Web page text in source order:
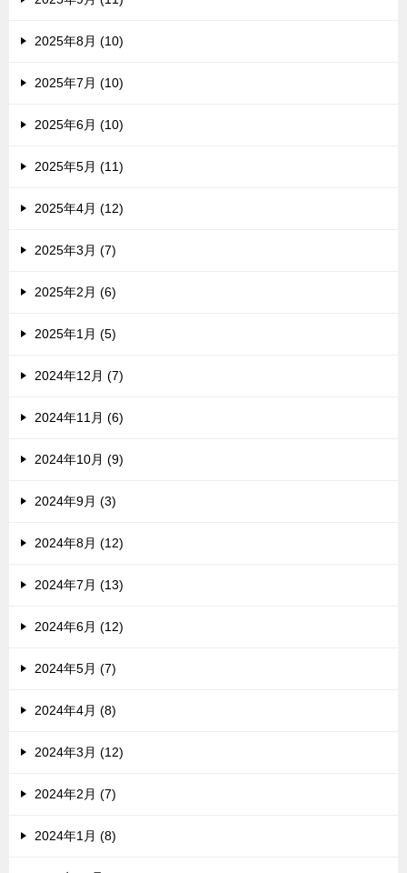
2025年8月 (10)
2025年7月 (10)
2025年6月 (10)
2025年5月 (11)
2025年4月 (12)
2025年3月 (7)
2025年2月 (6)
2025年1月 (5)
2024年12月 (7)
2024年11月 (6)
2024年10月 (9)
2024年9月 (3)
2024年8月 (12)
2024年7月 (13)
2024年6月 (12)
2024年5月 (7)
2024年4月 (8)
2024年3月 (12)
2024年2月 (7)
2024年1月 (8)